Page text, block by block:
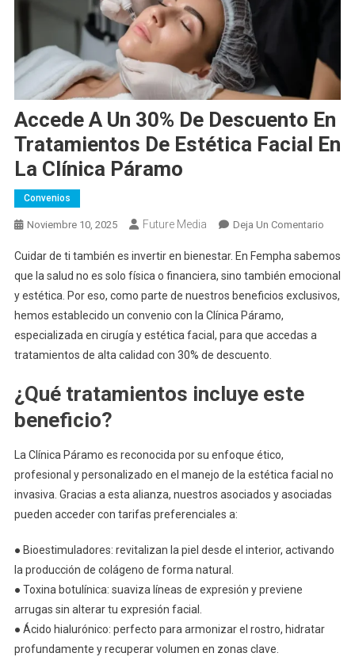
Accede A Un 30% De Descuento En
Tratamientos De Estética Facial En
La Clínica Páramo
Convenios
Noviembre 10, 2025 Future Media Deja Un ComentarioEn
A
Un
30%
Clínica
Cuidar de ti también es invertir en bienestar. En Fempha sabemos
que la salud no es solo física o financiera, sino también emocional
y estética. Por eso, como parte de nuestros beneficios exclusivos,
hemos establecido un convenio con la Clínica Páramo,
especializada en cirugía y estética facial, para que accedas a
tratamientos de alta calidad con 30% de descuento.
¿Qué tratamientos incluye este
beneficio?
La Clínica Páramo es reconocida por su enfoque ético,
profesional y personalizado en el manejo de la estética facial no
invasiva. Gracias a esta alianza, nuestros asociados y asociadas
pueden acceder con tarifas preferenciales a:
● Bioestimuladores: revitalizan la piel desde el interior, activando
la producción de colágeno de forma natural.
● Toxina botulínica: suaviza líneas de expresión y previene
arrugas sin alterar tu expresión facial.
● Ácido hialurónico: perfecto para armonizar el rostro, hidratar
profundamente y recuperar volumen en zonas clave.